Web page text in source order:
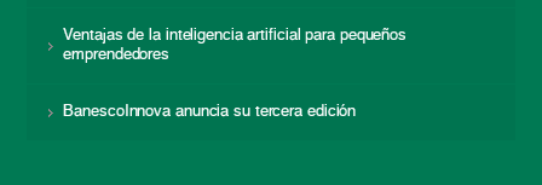
Ventajas de la inteligencia artificial para pequeños
emprendedores
BanescoInnova anuncia su tercera edición